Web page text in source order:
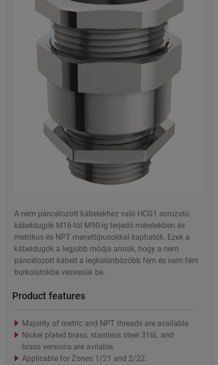
A nem páncélozott kábelekhez való HCG1 sorozatú
kábeldugók M16-tól M90-ig terjedő méretekben és
metrikus és NPT menettípusokkal kaphatók. Ezek a
kábeldugók a legjobb módja annak, hogy a nem
páncélozott kábelt a legkülönbözőbb fém és nem fém
burkolatokba vezessük be.
Product features
Majority of metric and NPT threads are available.
Nickel plated brass, stainless steel 316L and
brass versions are avilable.
Applicable for Zones 1/21 and 2/22.